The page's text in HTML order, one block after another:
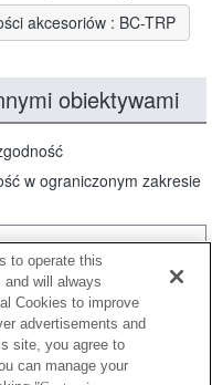
akcesoriów : BC-TRP
obiektywami
w ograniczonym zakresie
to operate this
will always
Cookies to improve
advertisements and
site, you agree to
can manage your